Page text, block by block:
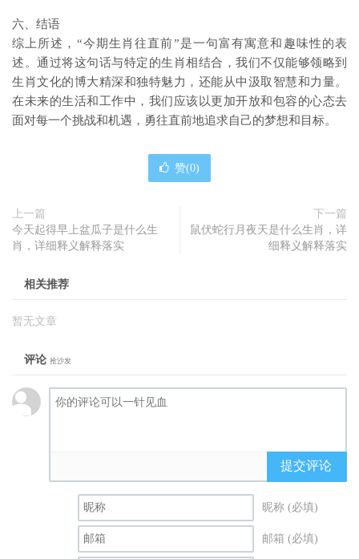
六、结语
综上所述，“今期生肖往直前”是一句富有寓意和趣味性的表
述。通过将这句话与特定的生肖相结合，我们不仅能够领略到
生肖文化的博大精深和独特魅力，还能从中汲取智慧和力量。
在未来的生活和工作中，我们应该以更加开放和包容的心态去
面对每一个挑战和机遇，勇往直前地追求自己的梦想和目标。
赞(0)
上一篇
今天起得早上盆瓜子是什么生
肖，详细释义解释落实
下一篇
鼠伏蛇行月夜天是什么生肖，详
细释义解释落实
相关推荐
暂无文章
评论 抢沙发
提交评论
昵称 (必填)
邮箱 (必填)